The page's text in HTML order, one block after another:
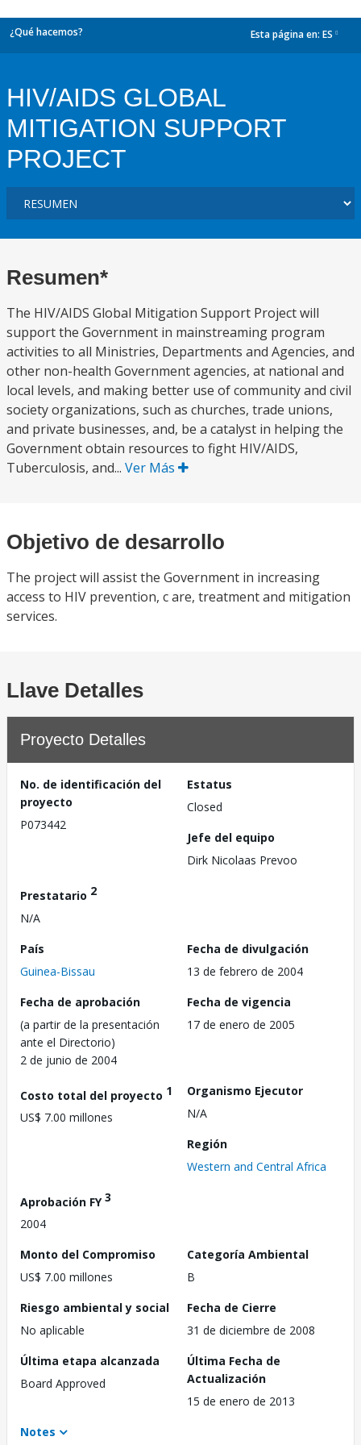
¿Qué hacemos? Esta página en: ES
HIV/AIDS GLOBAL
MITIGATION SUPPORT
PROJECT
Resumen*
The HIV/AIDS Global Mitigation Support Project will
support the Government in mainstreaming program
activities to all Ministries, Departments and Agencies, and
other non-health Government agencies, at national and
local levels, and making better use of community and civil
society organizations, such as churches, trade unions,
and private businesses, and, be a catalyst in helping the
Government obtain resources to fight HIV/AIDS,
Tuberculosis, and... Ver Más
Objetivo de desarrollo
The project will assist the Government in increasing
access to HIV prevention, c are, treatment and mitigation
services.
Llave Detalles
Proyecto Detalles
No. de identificación del
proyecto
P073442
Estatus
Closed
Jefe del equipo
Dirk Nicolaas Prevoo
Prestatario 2
N/A
País
Guinea-Bissau
Fecha de divulgación
13 de febrero de 2004
Fecha de aprobación
(a partir de la presentación
ante el Directorio)
2 de junio de 2004
Fecha de vigencia
17 de enero de 2005
Costo total del proyecto 1
US$ 7.00 millones
Organismo Ejecutor
N/A
Región
Western and Central Africa
Aprobación FY3
2004
Monto del Compromiso
US$ 7.00 millones
Categoría Ambiental
B
Riesgo ambiental y social
No aplicable
Fecha de Cierre
31 de diciembre de 2008
Última etapa alcanzada
Board Approved
Última Fecha de
Actualización
15 de enero de 2013
Notes